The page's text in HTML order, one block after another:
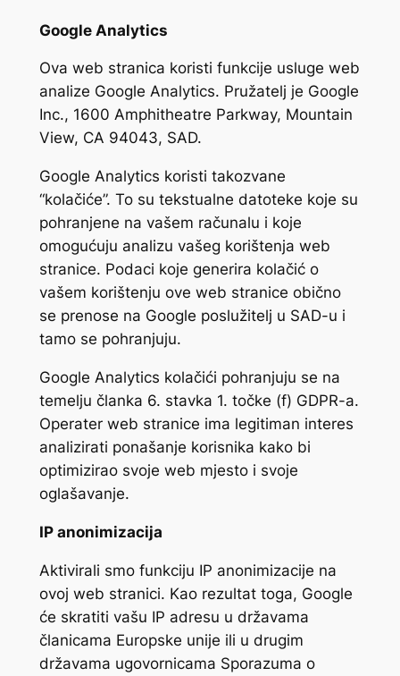
Google Analytics
Ova web stranica koristi funkcije usluge web
analize Google Analytics. Pružatelj je Google
Inc., 1600 Amphitheatre Parkway, Mountain
View, CA 94043, SAD.
Google Analytics koristi takozvane
“kolačiće”. To su tekstualne datoteke koje su
pohranjene na vašem računalu i koje
omogućuju analizu vašeg korištenja web
stranice. Podaci koje generira kolačić o
vašem korištenju ove web stranice obično
se prenose na Google poslužitelj u SAD-u i
tamo se pohranjuju.
Google Analytics kolačići pohranjuju se na
temelju članka 6. stavka 1. točke (f) GDPR-a.
Operater web stranice ima legitiman interes
analizirati ponašanje korisnika kako bi
optimizirao svoje web mjesto i svoje
oglašavanje.
IP anonimizacija
Aktivirali smo funkciju IP anonimizacije na
ovoj web stranici. Kao rezultat toga, Google
će skratiti vašu IP adresu u državama
članicama Europske unije ili u drugim
državama ugovornicama Sporazuma o